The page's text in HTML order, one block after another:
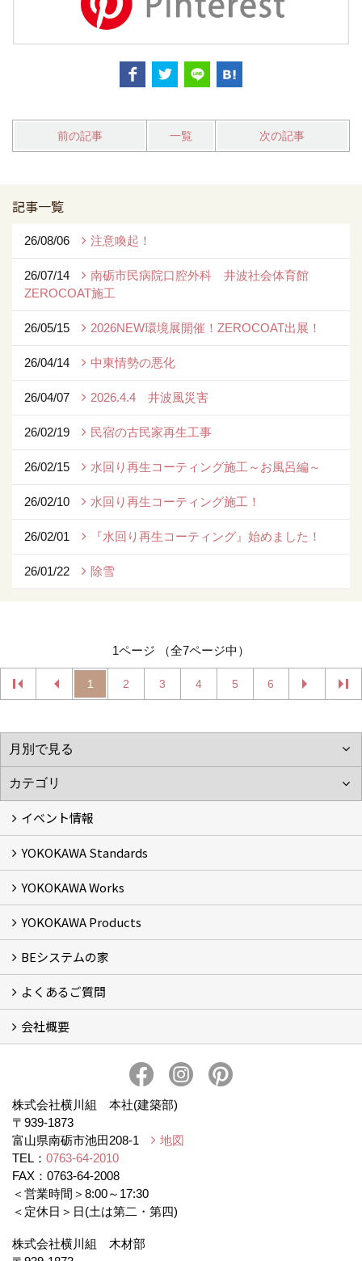
前の記事 一覧 次の記事
記事一覧
26/08/06 注意喚起！
26/07/14
南砺市民病院口腔外科 井波社会体育館
ZEROCOAT施工
26/05/15 2026NEW環境展開催！ZEROCOAT出展！
26/04/14 中東情勢の悪化
26/04/07 2026.4.4 井波風災害
26/02/19 民宿の古民家再生工事
26/02/15 水回り再生コーティング施工～お風呂編～
26/02/10 水回り再生コーティング施工！
26/02/01 『水回り再生コーティング』始めました！
26/01/22 除雪
1ページ （全7ページ中）
1 2 3 4 5 6
イベント情報
イベント予告
イベント報告
YOKOKAWA Standards
基本理念 (2)
横川組の家造り
正しい耐震・制震の家
正しい断熱の家
S-grade
SS-grade
YOKOKAWA Works
フォトギャラリー
リフォーム専門部
新築・増築専門部
現場レポート
完工事例
お客様の声
横川組歩道除雪隊
『五本線』応援ページ！
YOKOKAWA Products
窓ガラス遮熱・UVカット塗料【ゼロコート】
水回り再生コーティング【アクアリフレッシュ】
米杉羽目板【やすらぎ】
BEシステムの家
BEシステムの家 実績
BEシステムの家 概要
BEシステムの家 体感会レポート
ハウスオブザ高断熱受賞
よくあるご質問
BEシステムについて
家造りの流れ
会社概要
プライバシー・ポリシー
本社井口移転のお知らせ
株式会社横川組 本社(建築部)
〒939-1873
富山県南砺市池田208-1
地図
TEL： 0763-64-2010
FAX：0763-64-2008
＜営業時間＞8:00～17:30
＜定休日＞日(土は第二・第四)
株式会社横川組 木材部